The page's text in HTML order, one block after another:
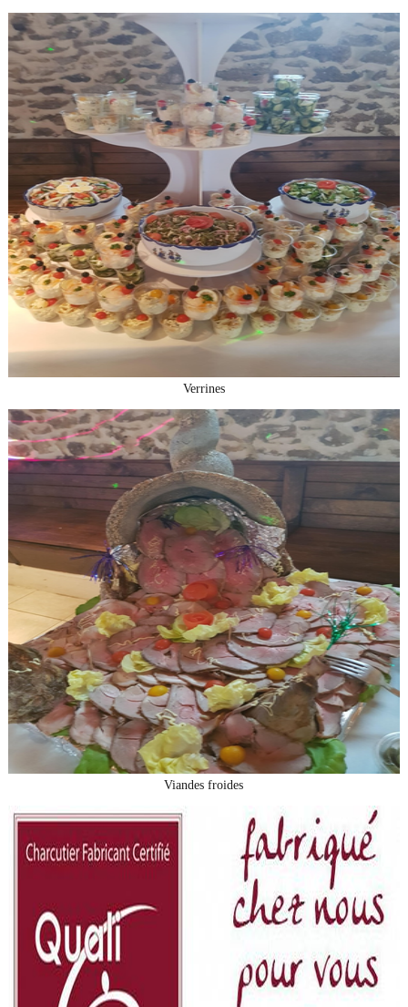
Verrines
Viandes froides